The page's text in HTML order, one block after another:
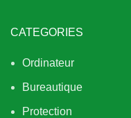
CATEGORIES
Ordinateur
Bureautique
Protection